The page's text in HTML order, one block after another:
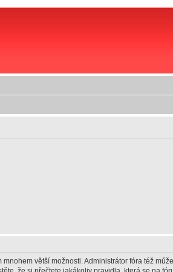
větší možnosti. Administrátor fóra též